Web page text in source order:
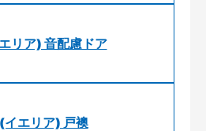
リア) 音配慮ドア
エリア) 戸襖